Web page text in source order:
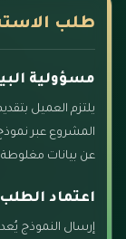
طلب
مسؤولية
يلتزم العميل
المشروع عبر
عن بيانات مغلوطة
اعتماد الطلب
إرسال النموذج يُعد